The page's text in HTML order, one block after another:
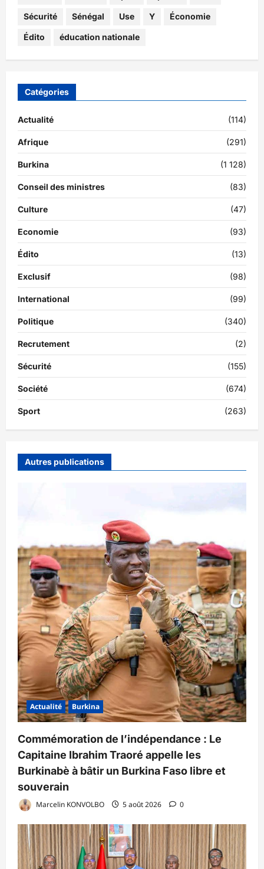
Sécurité Sénégal Use Y Économie
Édito éducation nationale
Catégories
Actualité (114)
Afrique (291)
Burkina (1 128)
Conseil des ministres (83)
Culture (47)
Economie (93)
Édito (13)
Exclusif (98)
International (99)
Politique (340)
Recrutement (2)
Sécurité (155)
Société (674)
Sport (263)
Autres publications
Actualité Burkina
Commémoration de l’indépendance : Le
Capitaine Ibrahim Traoré appelle les
Burkinabè à bâtir un Burkina Faso libre et
souverain
Marcelin KONVOLBO 5 août 2026 0